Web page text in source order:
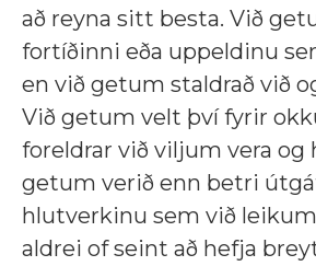
að reyna sitt besta. Við
fortíðinni eða uppeldinu
en við getum staldrað við
Við getum velt því fyrir
foreldrar við viljum vera og
getum verið enn betri
hlutverkinu sem við
aldrei of seint að hefja